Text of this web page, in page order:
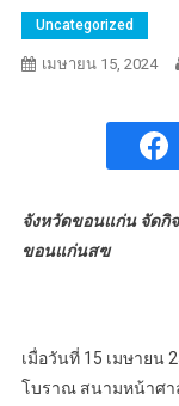
Uncategorized
เมษายน 15, 2024
จังหวัดขอนแก่น จัดกิ
ขอนแก่นสฃ
เมื่อวันที่ 15 เมษายน
โบราณ สนามหน้าศา